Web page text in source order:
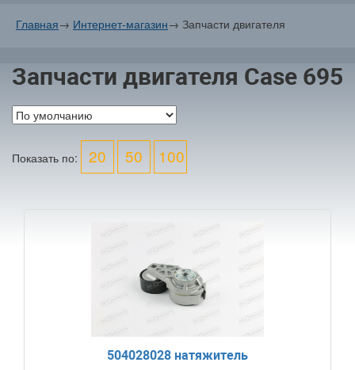
Главная→ Интернет-магазин→ Запчасти двигателя
Запчасти двигателя Case 695
Показать по: 20 50 100
504028028 натяжитель